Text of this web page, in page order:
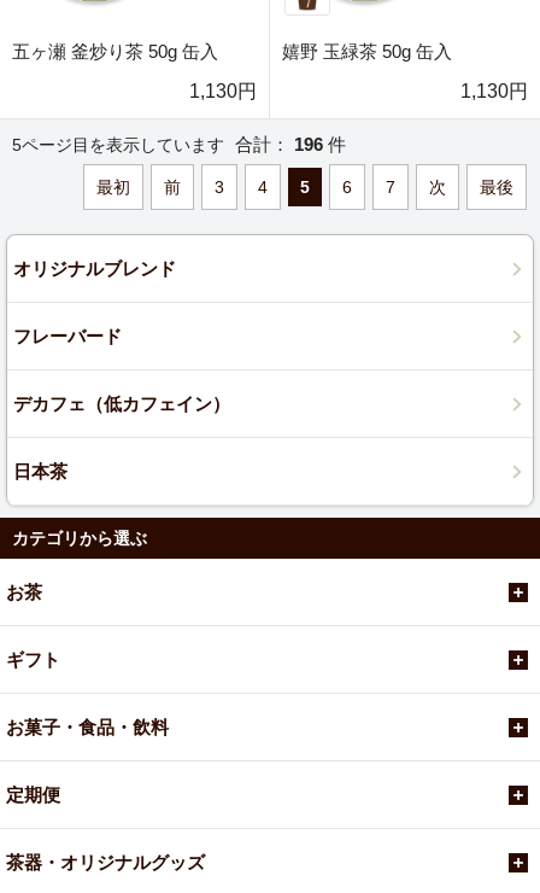
五ヶ瀬 釜炒り茶 50g 缶入
1,130円
嬉野 玉緑茶 50g 缶入
1,130円
5ページ目を表示しています 合計： 196 件
最初 前 3 4 5 6 7 次 最後
オリジナルブレンド
フレーバード
デカフェ（低カフェイン）
日本茶
カテゴリから選ぶ
お茶
ギフト
お菓子・食品・飲料
定期便
茶器・オリジナルグッズ